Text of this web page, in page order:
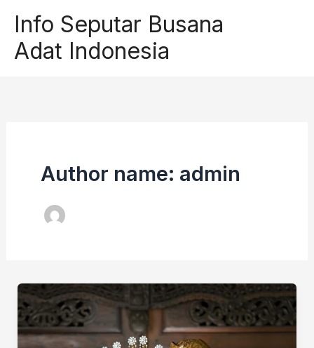
content
Info Seputar Busana
Adat Indonesia
Author name: admin